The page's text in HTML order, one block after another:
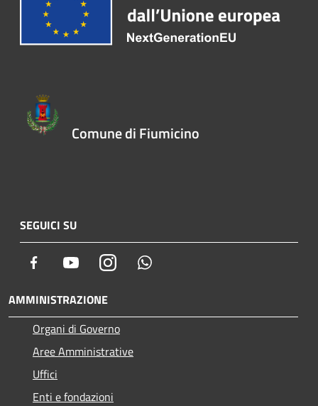
Comune di Fiumicino
SEGUICI SU
Facebook YoutubeInstagram
AMMINISTRAZIONE
Organi di Governo
Aree Amministrative
Uffici
Enti e fondazioni